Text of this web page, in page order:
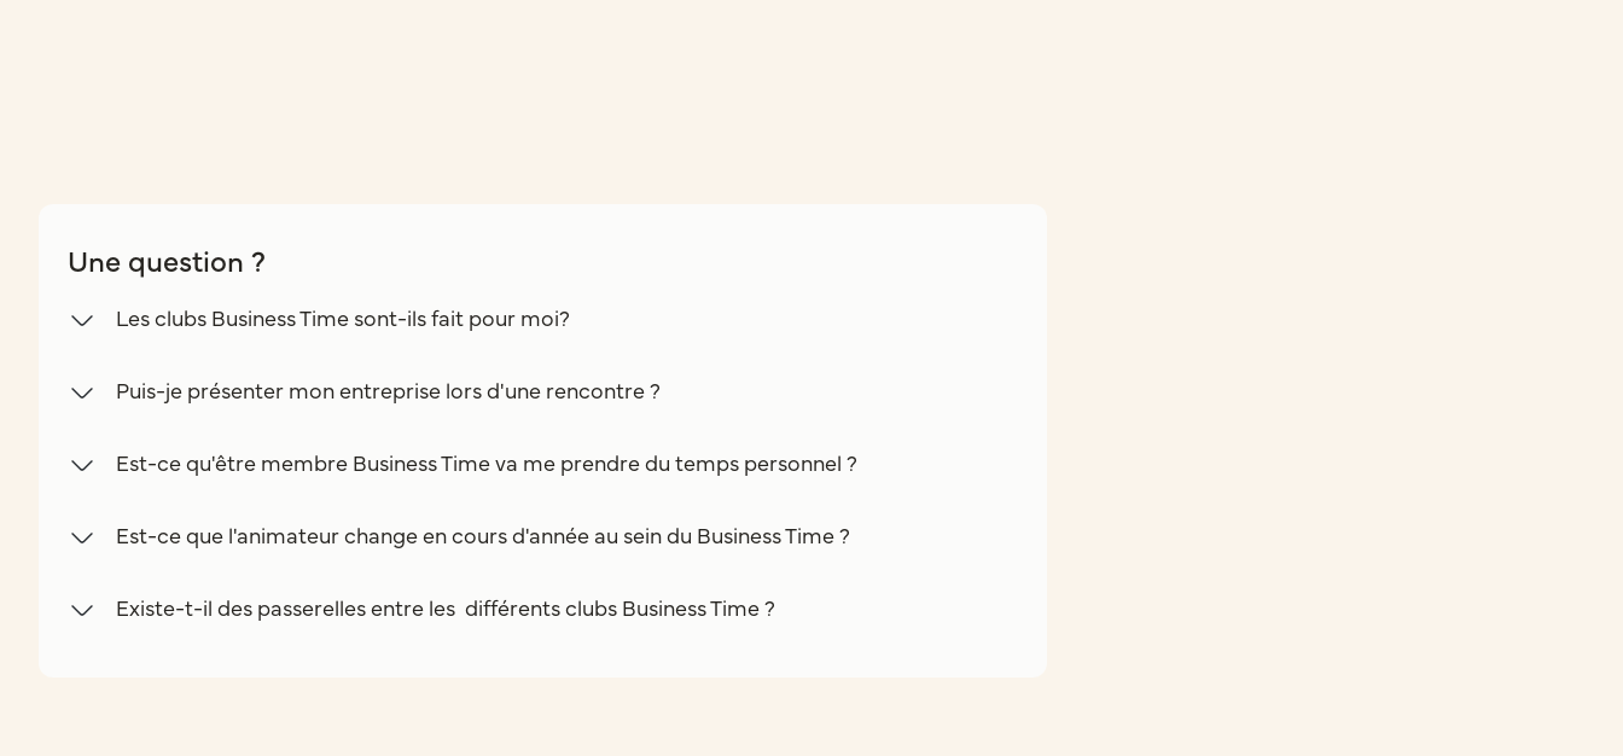
Une question ?
Les clubs Business Time sont-ils fait pour moi?
Puis-je présenter mon entreprise lors d'une rencontre ?
Est-ce qu'être membre Business Time va me prendre du temps personnel ?
Est-ce que l'animateur change en cours d'année au sein du Business Time ?
Existe-t-il des passerelles entre les différents clubs Business Time ?